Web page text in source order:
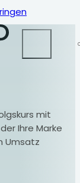
mit
Ihre Marke
Umsatz